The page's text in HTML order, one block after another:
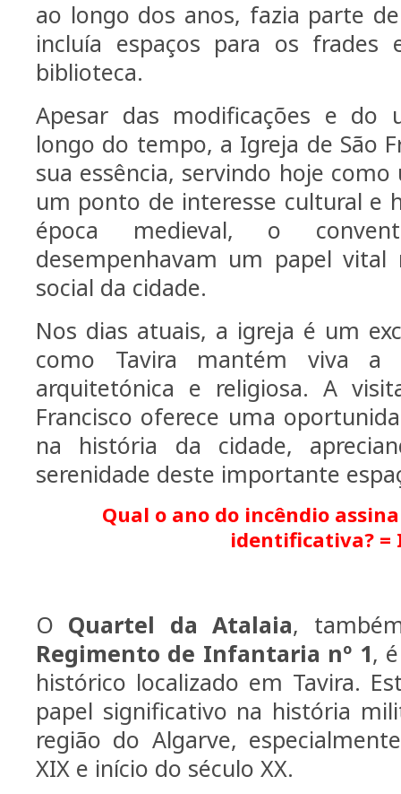
ao longo dos anos, fazia parte
incluía espaços para os frades
biblioteca.
Apesar das modificações e do
longo do tempo, a Igreja de São
sua essência, servindo hoje
um ponto de interesse cultural e
época medieval, o
desempenhavam um papel
social da cidade.
Nos dias atuais, a igreja é um
como Tavira mantém viva a
arquitetónica e religiosa. A
Francisco oferece uma
na história da cidade,
serenidade deste importante
Qual o ano do incêndio
identificativa? =
O Quartel da Atalaia,
Regimento de Infantaria nº 1,
histórico localizado em Tavira.
papel significativo na história
região do Algarve,
XIX e início do século XX.